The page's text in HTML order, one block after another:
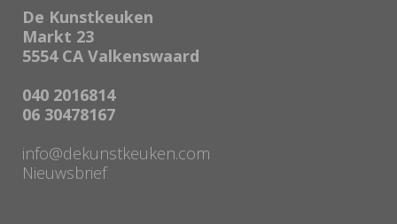
De Kunstkeuken
Markt 23
5554 CA Valkenswaard
040 2016814
06 30478167
info@dekunstkeuken.com
Nieuwsbrief